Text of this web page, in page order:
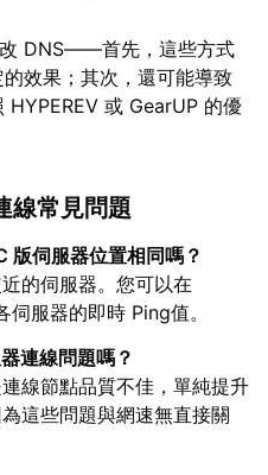
DNS——首先，這些方式
效果；其次，還可能導致
HYPEREV 或 GearUP 的優
線常見問題
版伺服器位置相同嗎？
的伺服器。您可以在
服器的即時 Ping值。
連線問題嗎？
線節點品質不佳，單純提升
這些問題與網速無直接關